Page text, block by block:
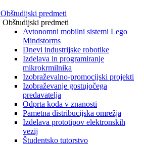
Obštudijski predmeti
Obštudijski predmeti
Avtonomni mobilni sistemi Lego
Mindstorms
Dnevi industrijske robotike
Izdelava in programiranje
mikrokrmilnika
Izobraževalno-promocijski projekti
Izobraževanje gostujočega
predavatelja
Odprta koda v znanosti
Pametna distribucijska omrežja
Izdelava prototipov elektronskih
vezij
Študentsko tutorstvo